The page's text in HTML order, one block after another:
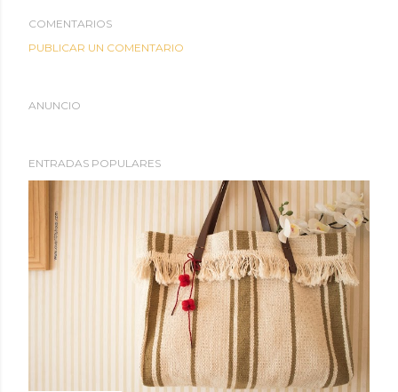
COMENTARIOS
PUBLICAR UN COMENTARIO
ANUNCIO
ENTRADAS POPULARES